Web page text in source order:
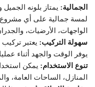
الجمالية: يمتاز بلونه
لمسة جمالية على أي
الواجهات، الأرضيات،
سهولة التركيب: يعتبر
يوفر الوقت والجهد أثناء
تنوع الاستخدام: يمكن
المنازل، الساحات العامة،